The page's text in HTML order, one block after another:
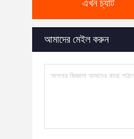
এখন চ্যাট
আমাদের মেইল ​​করুন